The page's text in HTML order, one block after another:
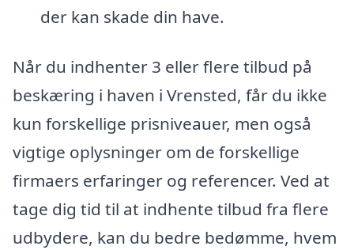
der kan skade din have.
Når du indhenter 3 eller flere tilbud på
beskæring i haven i Vrensted, får du ikke
kun forskellige prisniveauer, men også
vigtige oplysninger om de forskellige
firmaers erfaringer og referencer. Ved at
tage dig tid til at indhente tilbud fra flere
udbydere, kan du bedre bedømme, hvem